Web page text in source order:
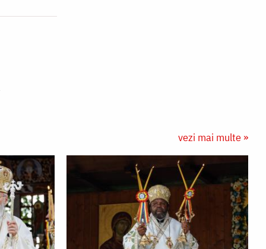
vezi mai multe »